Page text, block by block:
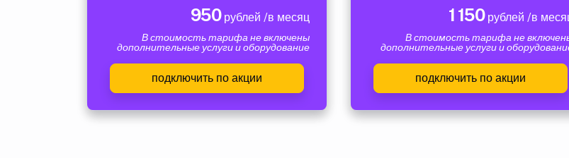
950рублей /в месяц
В стоимость тарифа не включены
дополнительные услуги и оборудование
подключить по акции
1 150рублей /в
В стоимость тарифа не
дополнительные услуги и
подключить по акции